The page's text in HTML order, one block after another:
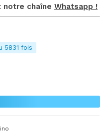
notre chaîne Whatsapp !
5831 fois